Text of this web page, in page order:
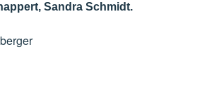
Sandra Schmidt.